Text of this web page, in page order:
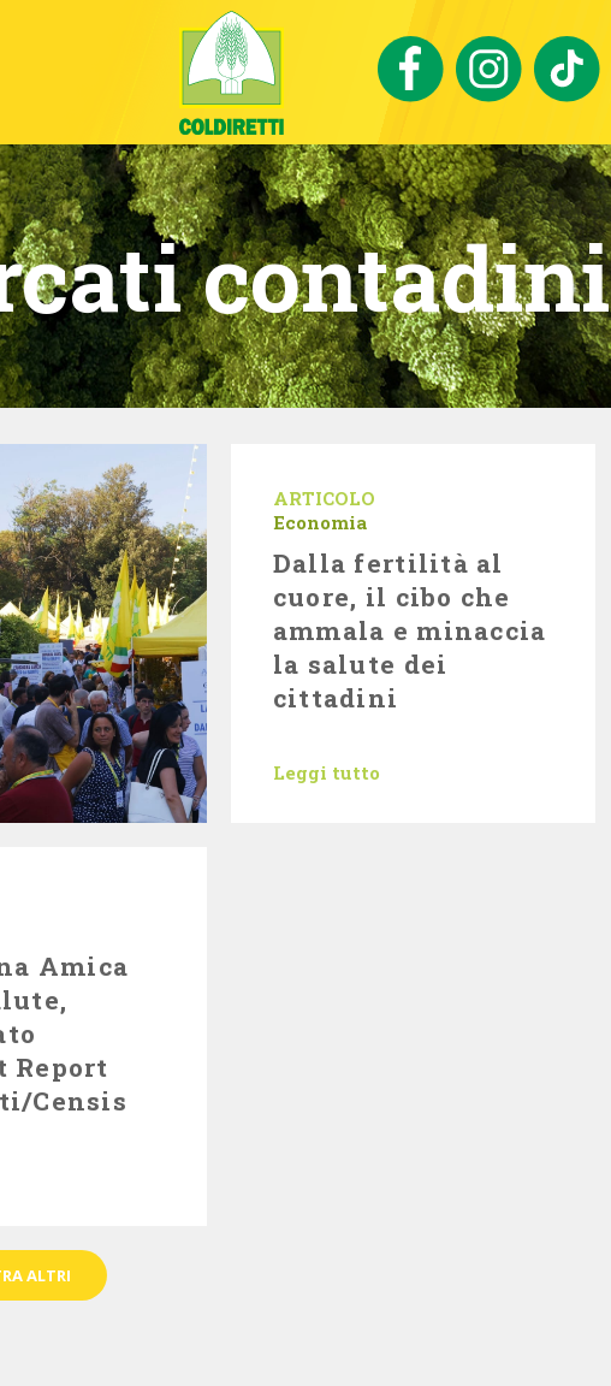
contadini
ARTICOLO
Economia
Dalla fertilità al
cuore, il cibo che
ammala e minaccia
la salute dei
cittadini
Leggi tutto
Amica
Report
Censis
ALTRI